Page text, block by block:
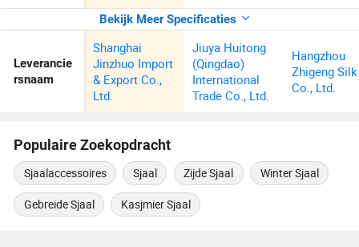
Bekijk Meer Specificaties
Leverancie
rsnaam
Shanghai
Jinzhuo Import
& Export Co.,
Ltd.
Jiuya Huitong
(Qingdao)
International
Trade Co., Ltd.
Hangzhou
Zhigeng Silk
Co., Ltd.
Populaire Zoekopdracht
Sjaalaccessoires Sjaal Zijde Sjaal Winter Sjaal
Gebreide Sjaal Kasjmier Sjaal